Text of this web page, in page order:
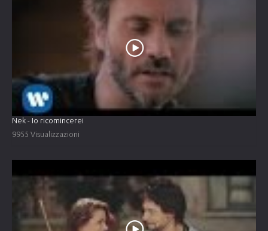
Nek - Io ricomincerei
9955 Visualizzazioni